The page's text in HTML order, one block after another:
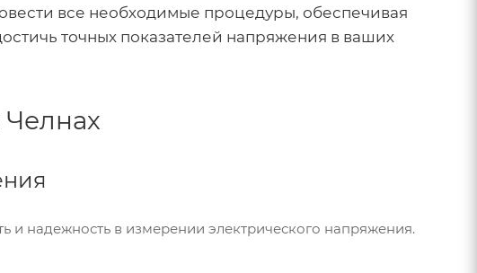
все необходимые процедуры, обеспечивая
точных показателей напряжения в ваших
и надежность в измерении электрического напряжения.